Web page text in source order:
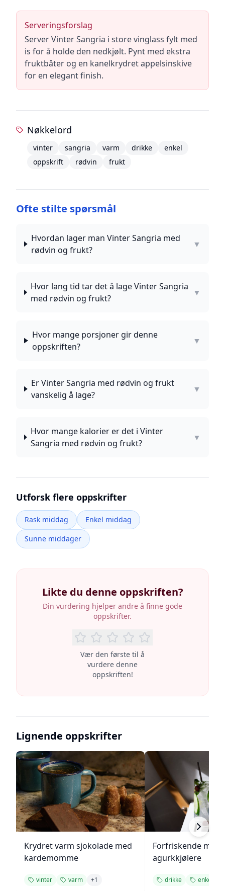
Serveringsforslag
Server Vinter Sangria i store vinglass fylt med
is for å holde den nedkjølt. Pynt med ekstra
fruktbåter og en kanelkrydret appelsinskive
for en elegant finish.
Nøkkelord
vinter sangria varm drikke
enkel
oppskrift
rødvin frukt
Ofte stilte spørsmål
Hvordan lager man Vinter Sangria med
rødvin og frukt?
▼
Hvor lang tid tar det å lage Vinter Sangria
med rødvin og frukt?
▼
Hvor mange porsjoner gir denne
oppskriften?
▼
Er Vinter Sangria med rødvin og frukt
vanskelig å lage?
▼
Hvor mange kalorier er det i Vinter
Sangria med rødvin og frukt?
▼
Utforsk flere oppskrifter
Rask middag
Enkel middag
Sunne middager
Likte du denne oppskriften?
Din vurdering hjelper andre å finne gode
oppskrifter.
Vær den første til å
vurdere denne
oppskriften!
Lignende oppskrifter
Krydret varm sjokolade med
kardemomme
vinter varm +1
Forfriskende
agurkkjølere
drikke enkel